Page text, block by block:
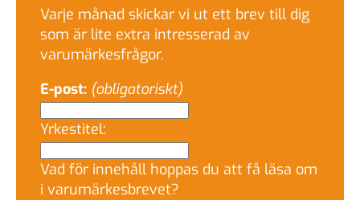
Varje månad skickar vi ut ett brev till dig
som är lite extra intresserad av
varumärkesfrågor.
E-post: (obligatoriskt)
Yrkestitel:
Vad för innehåll hoppas du att få läsa om
i varumärkesbrevet?